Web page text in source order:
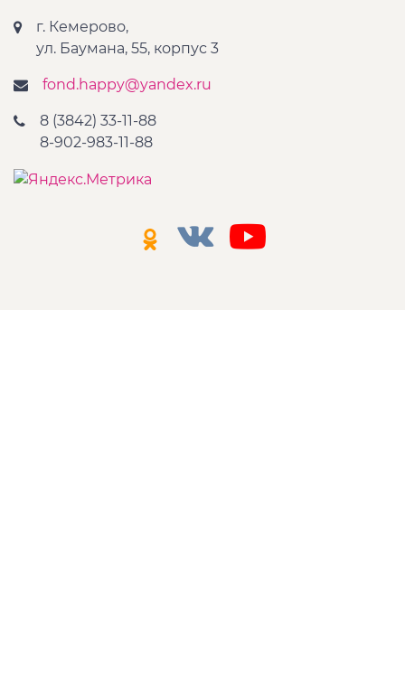
г. Кемерово,
ул. Баумана, 55, корпус 3
fond.happy@yandex.ru
8 (3842) 33-11-88
8-902-983-11-88